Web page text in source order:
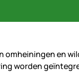
omheiningen en
worden